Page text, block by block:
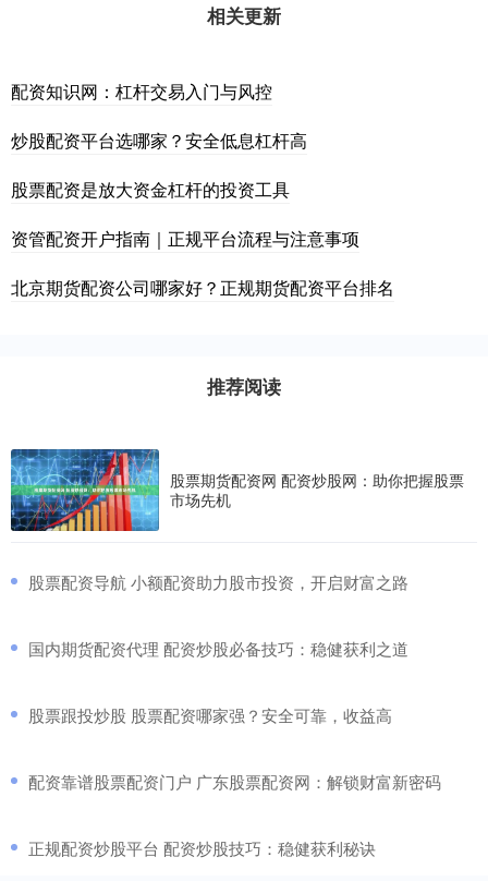
相关更新
配资知识网：杠杆交易入门与风控
炒股配资平台选哪家？安全低息杠杆高
股票配资是放大资金杠杆的投资工具
资管配资开户指南｜正规平台流程与注意事项
北京期货配资公司哪家好？正规期货配资平台排名
推荐阅读
股票期货配资网 配资炒股网：助你把握股票
市场先机
​股票配资导航 小额配资助力股市投资，开启财富之路
​国内期货配资代理 配资炒股必备技巧：稳健获利之道
​股票跟投炒股 股票配资哪家强？安全可靠，收益高
​配资靠谱股票配资门户 广东股票配资网：解锁财富新密码
​正规配资炒股平台 配资炒股技巧：稳健获利秘诀